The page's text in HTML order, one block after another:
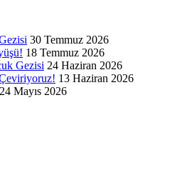
30 Temmuz 2026
18 Temmuz 2026
Gezisi 24 Haziran 2026
13 Haziran 2026
24 Mayıs 2026